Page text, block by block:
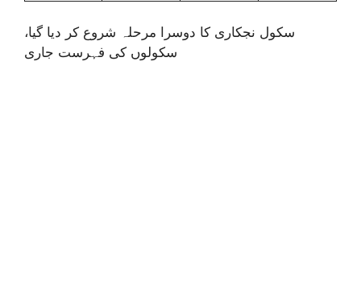
سکول نجکاری کا دوسرا مرحلہ شروع کر دیا گیا،
سکولوں کی فہرست جاری